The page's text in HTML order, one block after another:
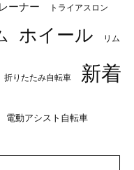
ーナー トライアスロン
ホイール リム
折りたたみ自転車
新着
電動アシスト自転車